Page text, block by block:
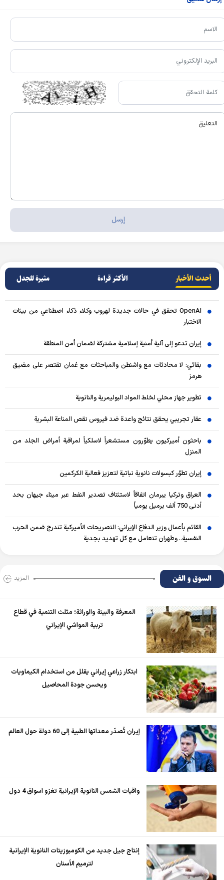
أحدث الأخبار الأکثر قراءة مثيرة للجدل
OpenAI تحقق في حالات جديدة لهروب وكلاء ذكاء اصطناعي من بيئات
الاختبار
إيران تدعو إلى آلية أمنية إسلامية مشتركة لضمان أمن المنطقة
بقائي: لا محادثات مع واشنطن والمباحثات مع عُمان تقتصر على مضيق
هرمز
تطوير جهاز محلي لخلط المواد البوليمرية والنانوية
عقار تجريبي يحقق نتائج واعدة ضد فيروس نقص المناعة البشرية
باحثون أميركيون يطوّرون مستشعراً لاسلكياً لمراقبة أمراض الجلد من
المنزل
إيران تطوّر كبسولات نانوية نباتية لتعزيز فعالية الكركمين
العراق وتركيا يبرمان اتفاقاً لاستئناف تصدير النفط عبر ميناء جيهان بحد
أدنى 750 ألف برميل يومياً
القائم بأعمال وزير الدفاع الإيراني: التصريحات الأميركية تندرج ضمن الحرب
النفسية.. وطهران تتعامل مع كل تهديد بجدية
السوق و الفن المزید
المعرفة والبيئة والوراثة؛ مثلث التنمية في قطاع
تربية المواشي الإيراني
ابتكار زراعي إيراني يقلل من استخدام الكيماويات
ويحسن جودة المحاصيل
إيران تُصدّر معداتها الطبية إلى 60 دولة حول العالم
واقيات الشمس النانوية الإيرانية تغزو اسواق 4 دول
إنتاج جيل جديد من الكومبوزيتات النانوية الإيرانية
لترميم الأسنان